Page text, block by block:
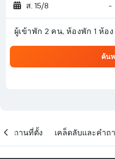
ส. 15/8 -
ผู้เข้าพัก 2 คน, ห้องพัก 1 ห้อง
ค้น
สถานที่ตั้ง เคล็ดลับและคำถ